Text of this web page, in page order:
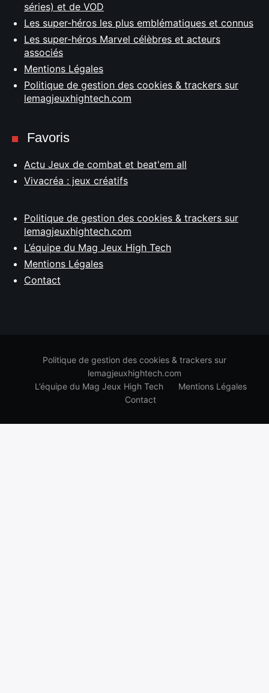
séries) et de VOD
Les super-héros les plus emblématiques et connus
Les super-héros Marvel célèbres et acteurs
associés
Mentions Légales
Politique de gestion des cookies & trackers sur
lemagjeuxhightech.com
Favoris
Actu Jeux de combat et beat'em all
Vivacréa : jeux créatifs
Politique de gestion des cookies & trackers sur
lemagjeuxhightech.com
L’équipe du Mag Jeux High Tech
Mentions Légales
Contact
Politique de gestion des cookies & trackers sur
lemagjeuxhightech.com
L’équipe du Mag Jeux High Tech
Mentions Légales
Contact